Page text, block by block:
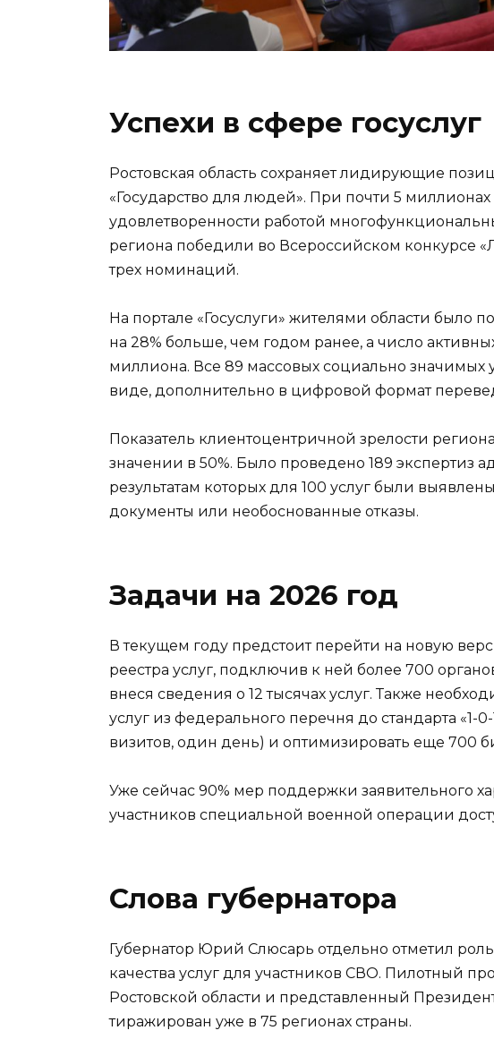
Успехи в сфере госуслуг
Ростовская область сохраняет лидирующие
«Государство для людей». При почти 5
удовлетворенности работой
региона победили во Всероссийском конкурсе
трех номинаций.
На портале «Госуслуги» жителями области было
на 28% больше, чем годом ранее, а число
миллиона. Все 89 массовых социально значимых
виде, дополнительно в цифровой формат
Показатель клиентоцентричной зрелости
значении в 50%. Было проведено 189 экспертиз
результатам которых для 100 услуг были
документы или необоснованные отказы.
Задачи на 2026 год
В текущем году предстоит перейти на новую
реестра услуг, подключив к ней более 700
внеся сведения о 12 тысячах услуг. Также
услуг из федерального перечня до стандарта «1-
визитов, один день) и оптимизировать еще 700
Уже сейчас 90% мер поддержки заявительного
участников специальной военной операции
Слова губернатора
Губернатор Юрий Слюсарь отдельно отметил
качества услуг для участников СВО. Пилотный
Ростовской области и представленный
тиражирован уже в 75 регионах страны.